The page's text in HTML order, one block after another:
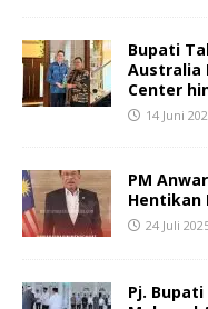
Bupati
Australia
Center
14 Juni
PM
Hentikan
24 Juli
Pj.